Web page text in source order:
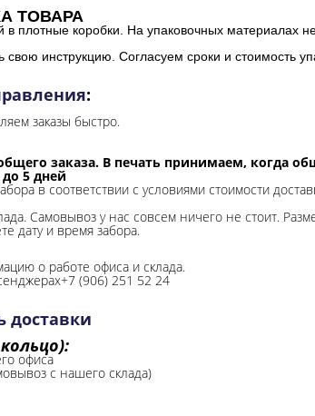
ТОВАРА
плотные коробки. На упаковочных материалах
инструкцию. Согласуем сроки и стоимость
:
заказы быстро.
заказа. В печать принимаем, когда
5 дней
в соответствии с условиями стоимости
Самовывоз у нас совсем ничего не стоит.
дату и время забора.
о работе офиса и склада.
(906) 251 52 24
доставки
офиса
с нашего склада)